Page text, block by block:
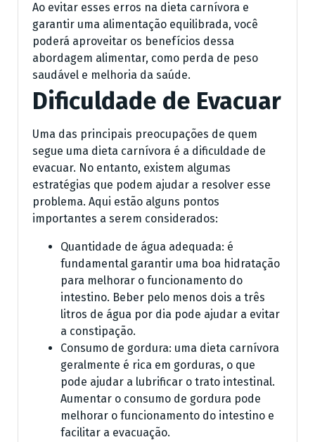
Ao evitar esses erros na dieta carnívora e
garantir uma alimentação equilibrada, você
poderá aproveitar os benefícios dessa
abordagem alimentar, como perda de peso
saudável e melhoria da saúde.
Dificuldade de Evacuar
Uma das principais preocupações de quem
segue uma dieta carnívora é a dificuldade de
evacuar. No entanto, existem algumas
estratégias que podem ajudar a resolver esse
problema. Aqui estão alguns pontos
importantes a serem considerados:
Quantidade de água adequada: é
fundamental garantir uma boa hidratação
para melhorar o funcionamento do
intestino. Beber pelo menos dois a três
litros de água por dia pode ajudar a evitar
a constipação.
Consumo de gordura: uma dieta carnívora
geralmente é rica em gorduras, o que
pode ajudar a lubrificar o trato intestinal.
Aumentar o consumo de gordura pode
melhorar o funcionamento do intestino e
facilitar a evacuação.